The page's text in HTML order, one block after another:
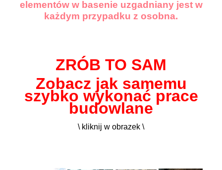
elementów w basenie uzgadniany jest w
każdym przypadku z osobna.
ZRÓB TO SAM
Zobacz jak samemu
szybko wykonać prace
budowlane
\ kliknij w obrazek \